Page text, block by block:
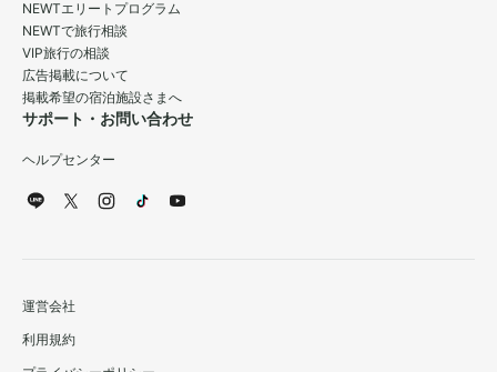
NEWTエリートプログラム
NEWTで旅行相談
VIP旅行の相談
広告掲載について
掲載希望の宿泊施設さまへ
サポート・お問い合わせ
ヘルプセンター
運営会社
利用規約